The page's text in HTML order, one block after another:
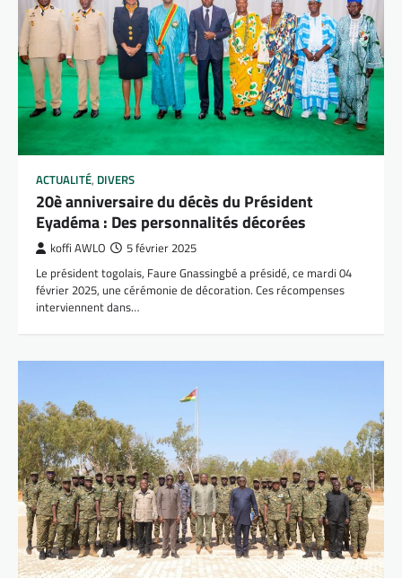
ACTUALITÉ, DIVERS
20è anniversaire du décès du Président
Eyadéma : Des personnalités décorées
koffi AWLO 5 février 2025
Le président togolais, Faure Gnassingbé a présidé, ce mardi 04
février 2025, une cérémonie de décoration. Ces récompenses
interviennent dans…